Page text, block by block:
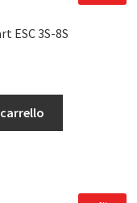
ESC 3S-8S